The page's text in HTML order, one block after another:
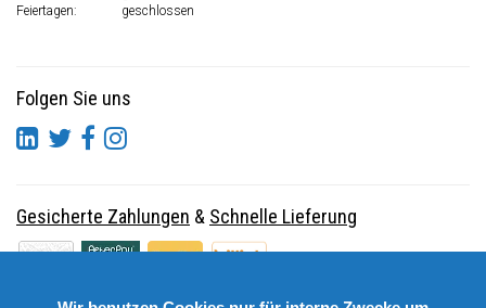
Feiertagen:
geschlossen
Folgen Sie uns
Gesicherte Zahlungen & Schnelle Lieferung